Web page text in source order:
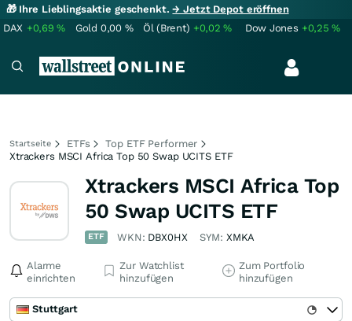
🎁 Ihre Lieblingsaktie geschenkt.→ Jetzt Depot eröffnen
DAX +0,69% Gold 0,00 % Öl (Brent) +0,02% Dow Jones +0,25%
Startseite ETFs
Top ETF Performer
Xtrackers MSCI Africa Top 50 Swap UCITS ETF
Xtrackers MSCI Africa Top
50 Swap UCITS ETF
ETF WKN: DBX0HX SYM: XMKA
Alarme
einrichten
Zur Watchlist
hinzufügen
Zum Portfolio
hinzufügen
Stuttgart